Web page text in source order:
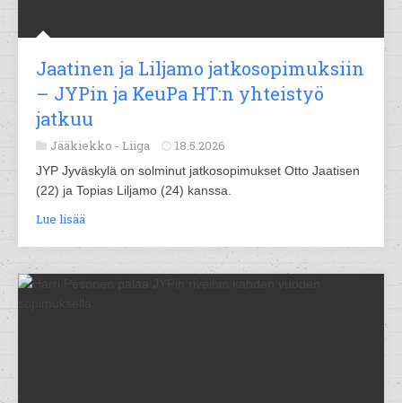
Jaatinen ja Liljamo jatkosopimuksiin
– JYPin ja KeuPa HT:n yhteistyö
jatkuu
Jääkiekko - Liiga 18.5.2026
JYP Jyväskylä on solminut jatkosopimukset Otto Jaatisen
(22) ja Topias Liljamo (24) kanssa.
Lue lisää